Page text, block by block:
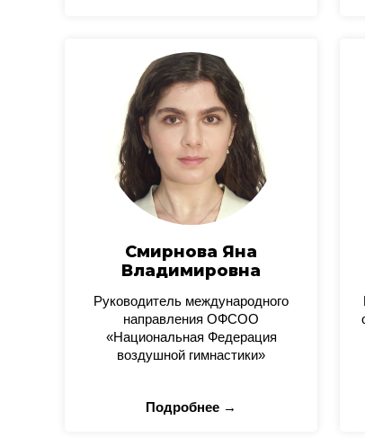
Смирнова Яна
Владимировна
Руководитель международного
направления ОФСОО
«Национальная Федерация
воздушной гимнастики»
Подробнее →